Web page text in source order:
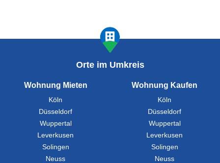
Orte im Umkreis
Wohnung Mieten
Köln
Düsseldorf
Wuppertal
Leverkusen
Solingen
Neuss
Wohnung Kaufen
Köln
Düsseldorf
Wuppertal
Leverkusen
Solingen
Neuss